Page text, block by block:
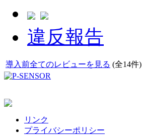
違反報告
導入前全てのレビューを見る (全14件)
リンク
プライバシーポリシー